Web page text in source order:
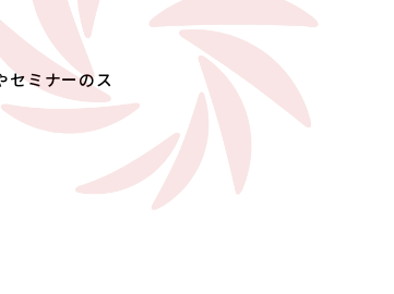
セミナーのス